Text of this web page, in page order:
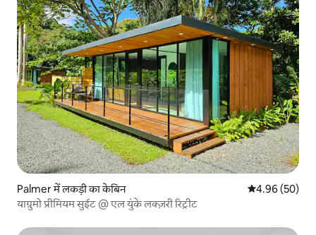
Palmer में लकड़ी का केबिन औसत रेटिंग 5 में
4.96 (50)
याग्रुमो प्रीमियम सुईट @ एल युंके लक्ज़री रिट्रीट